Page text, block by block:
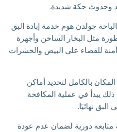
وحدوث حكة شديدة.
جولدن هوم خدمة إبادة البق
مثل البخار الساخن وأجهزة
للقضاء على البيض والحشرات
بالكامل لتحديد أماكن
ذلك يبدأ في عملية المكافحة
نهائيًا.
متابعة دورية لضمان عدم عودة